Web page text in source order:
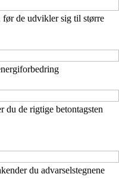
før de udvikler sig til større
de rigtige betontagsten
du advarselstegnene